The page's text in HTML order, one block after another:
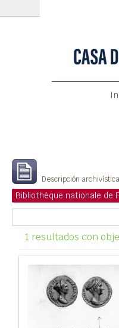
Descripción archivística
1 resultados con